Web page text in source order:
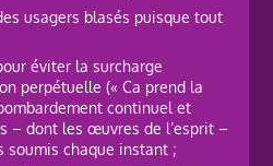
usagers blasés puisque tout
éviter la surcharge
perpétuelle (« Ca prend la
continuel et
– dont les œuvres de l’esprit –
soumis chaque instant ;